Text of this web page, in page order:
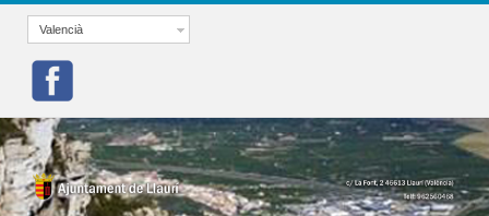
Valencià